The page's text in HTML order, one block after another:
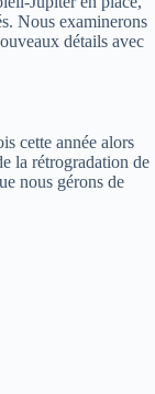
Nous examinerons
détails avec
cette année alors
la rétrogradation de
nous gérons de